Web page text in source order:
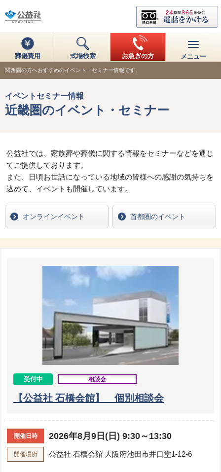
葬儀費用 式場検索 お急ぎの方 メニュー
関西圏の方へおすすめのイベント・セミナー情報です。
イベントセミナー情報
近畿圏のイベント・セミナー
公益社では、家族葬や葬儀に関する情報をセミナーなどを通じ
てご提供しております。
また、日頃お世話になっている地域の皆様への感謝の気持ちを
込めて、イベントも開催しています。
オンラインイベント 首都圏のイベント
受付中 相談会
【公益社 石橋会館】 個別相談会
開催日時 2026年8月9日(日) 9:30～13:30
開催場所 公益社 石橋会館 大阪府池田市井口堂1-12-6